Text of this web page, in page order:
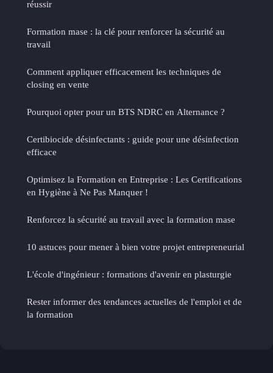
réussir
Formation mase : la clé pour renforcer la sécurité au
travail
Comment appliquer efficacement les techniques de
closing en vente
Pourquoi opter pour un BTS NDRC en Alternance ?
Certibiocide désinfectants : guide pour une désinfection
efficace
Optimisez la Formation en Entreprise : Les Certifications
en Hygiène à Ne Pas Manquer !
Renforcez la sécurité au travail avec la formation mase
10 astuces pour mener à bien votre projet entrepreneurial
L'école d'ingénieur : formations d'avenir en plasturgie
Rester informer des tendances actuelles de l'emploi et de
la formation